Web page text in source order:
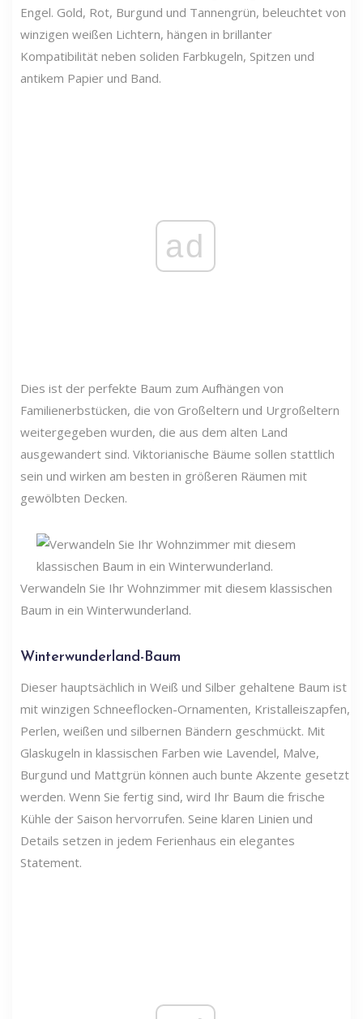
Engel. Gold, Rot, Burgund und Tannengrün, beleuchtet von
winzigen weißen Lichtern, hängen in brillanter
Kompatibilität neben soliden Farbkugeln, Spitzen und
antikem Papier und Band.
ad
Dies ist der perfekte Baum zum Aufhängen von
Familienerbstücken, die von Großeltern und Urgroßeltern
weitergegeben wurden, die aus dem alten Land
ausgewandert sind. Viktorianische Bäume sollen stattlich
sein und wirken am besten in größeren Räumen mit
gewölbten Decken.
Verwandeln Sie Ihr Wohnzimmer mit diesem klassischen
Baum in ein Winterwunderland.
Winterwunderland-Baum
Dieser hauptsächlich in Weiß und Silber gehaltene Baum ist
mit winzigen Schneeflocken-Ornamenten, Kristalleiszapfen,
Perlen, weißen und silbernen Bändern geschmückt. Mit
Glaskugeln in klassischen Farben wie Lavendel, Malve,
Burgund und Mattgrün können auch bunte Akzente gesetzt
werden. Wenn Sie fertig sind, wird Ihr Baum die frische
Kühle der Saison hervorrufen. Seine klaren Linien und
Details setzen in jedem Ferienhaus ein elegantes
Statement.